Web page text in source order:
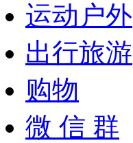
运动户外
出行旅游
购物
微 信 群